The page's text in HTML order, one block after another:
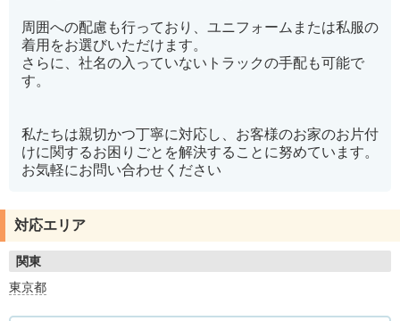
周囲への配慮も行っており、ユニフォームまたは私服の
着用をお選びいただけます。
さらに、社名の入っていないトラックの手配も可能で
す。
私たちは親切かつ丁寧に対応し、お客様のお家のお片付
けに関するお困りごとを解決することに努めています。
お気軽にお問い合わせください
対応エリア
関東
東京都